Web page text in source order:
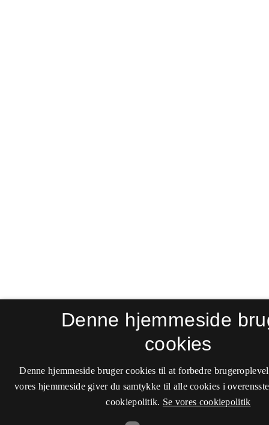
Denne hjemmeside
cookies
Denne hjemmeside bruger cookies til at forbedre
vores hjemmeside giver du samtykke til alle cookies i
cookiepolitik. Se vores cookiepolitik